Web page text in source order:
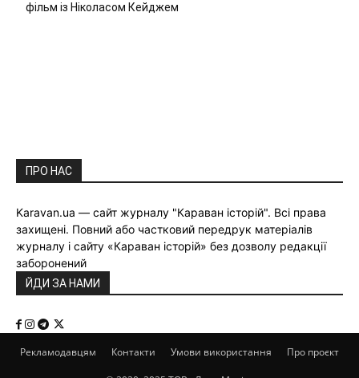
фільм із Ніколасом Кейджем
ПРО НАС
Karavan.ua — сайт журналу "Караван історій". Всі права
захищені. Повний або частковий передрук матеріалів
журналу і сайту «Караван історій» без дозволу редакції
заборонений
ЙДИ ЗА НАМИ
Рекламодавцям Контакти Умови використання Про проєкт